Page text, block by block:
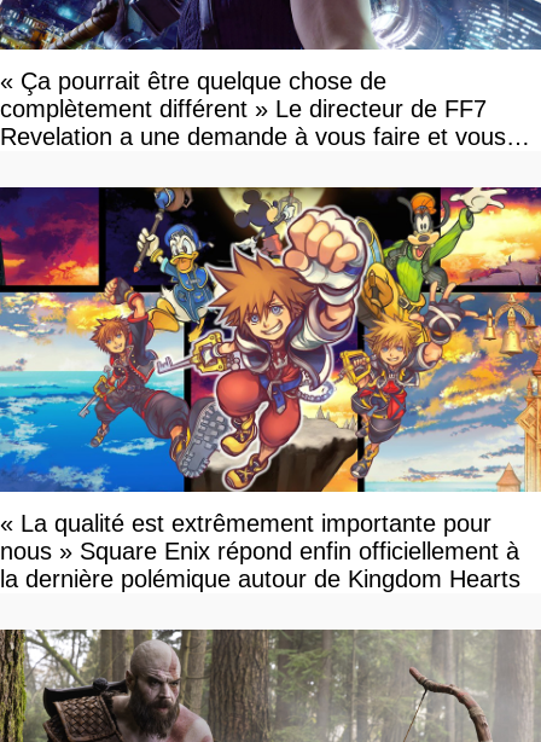
« Ça pourrait être quelque chose de
complètement différent » Le directeur de FF7
Revelation a une demande à vous faire et vous
« La qualité est extrêmement importante pour
nous » Square Enix répond enfin officiellement à
la dernière polémique autour de Kingdom Hearts